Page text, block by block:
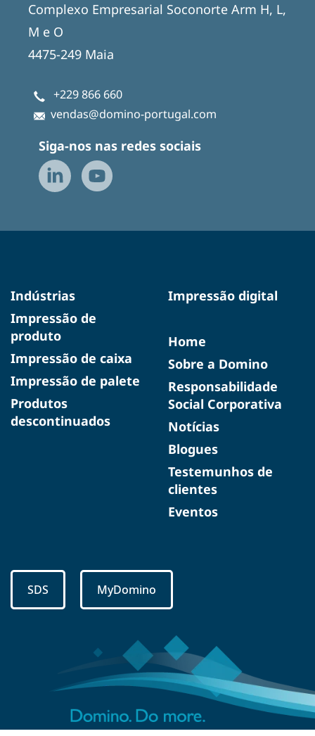
Complexo Empresarial Soconorte Arm H, L,
M e O
4475-249 Maia
+229 866 660
vendas@domino-portugal.com
Siga-nos nas redes sociais
Indústrias
Impressão de
produto
Impressão de caixa
Impressão de palete
Produtos
descontinuados
Impressão digital
Home
Sobre a Domino
Responsabilidade
Social Corporativa
Notícias
Blogues
Testemunhos de
clientes
Eventos
SDS MyDomino